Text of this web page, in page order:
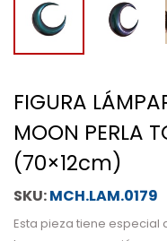
FIGURA
MOON PERLA
(70×12cm)
MCH.LAM.0179
Esta pieza tiene